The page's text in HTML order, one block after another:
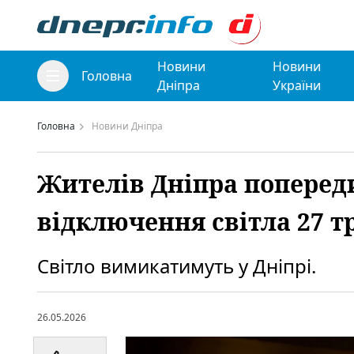
Головна
Новини
Дніпра
Новини
України
Головна Новини Дніпра
Жителів Дніпра
відключення світла 27
Світло вимикатимуть у Дніпрі.
26.05.2026